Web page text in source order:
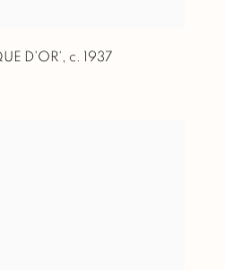
D'OR', c. 1937